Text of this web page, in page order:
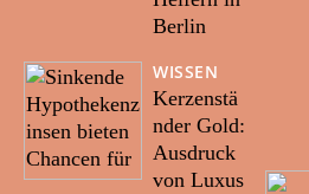
Berlin
WISSEN
Kerzenstä
nder Gold:
Ausdruck
von Luxus